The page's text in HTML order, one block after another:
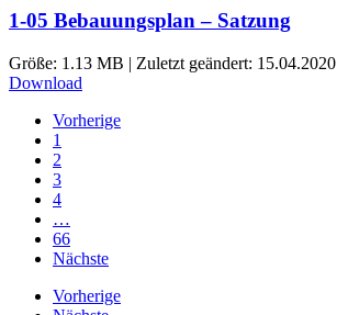
1-05 Bebauungsplan – Satzung
Größe: 1.13 MB | Zuletzt geändert: 15.04.2020
Download
Vorherige
1
2
3
4
…
66
Nächste
Vorherige